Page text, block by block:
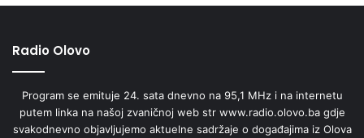
Radio Olovo
Program se emituje 24. sata dnevno na 95,1 MHz i na internetu
putem linka na našoj zvaničnoj web str www.radio.olovo.ba gdje
svakodnevno objavljujemo aktuelne sadržaje o događajima iz Olova